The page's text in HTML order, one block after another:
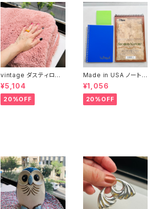
vintage ダスティロー
ズ バスマット
¥5,104
20%OFF
Made in USA ノート２
冊とおまけ
¥1,056
20%OFF